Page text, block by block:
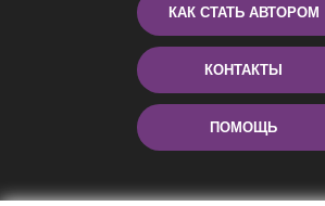
КАК СТАТЬ АВТОРОМ
КОНТАКТЫ
ПОМОЩЬ